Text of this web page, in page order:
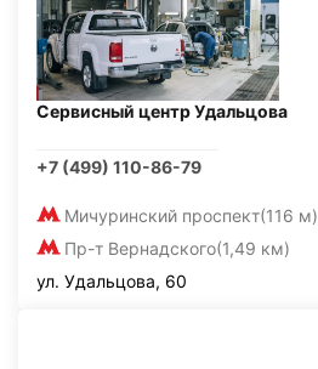
Сервисный центр Удальцова
+7 (499) 110-86-79
Мичуринский проспект(116 м)
Пр-т Вернадского(1,49 км)
ул. Удальцова, 60